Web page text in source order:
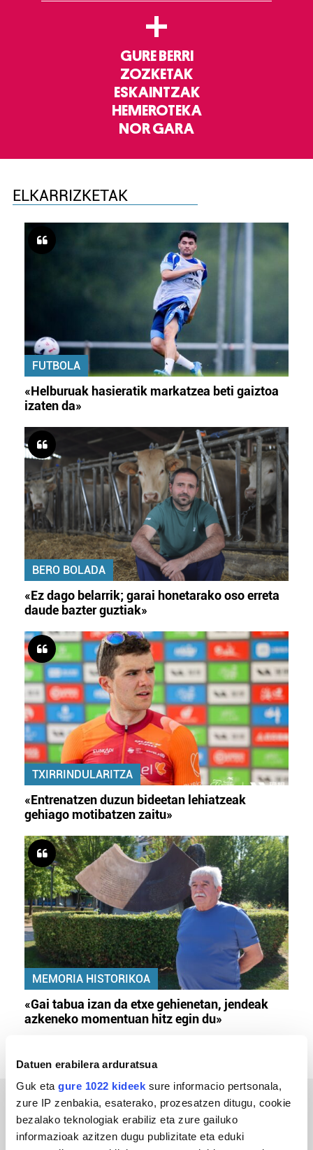
Datuen erabilera arduratsua
Guk eta gure 1022 kideek sure informacio pertsonala,
zure IP zenbakia, esaterako, prozesatzen ditugu, cookie
bezalako teknologiak erabiliz eta zure gailuko
informazioak azitzen dugu publizitate eta eduki
+
GURE BERRI
ZOZKETAK
ESKAINTZAK
HEMEROTEKA
NOR GARA
ELKARRIZKETAK
FUTBOLA
«Helburuak hasieratik markatzea beti gaiztoa
izaten da»
BERO BOLADA
«Ez dago belarrik; garai honetarako oso erreta
daude bazter guztiak»
TXIRRINDULARITZA
«Entrenatzen duzun bideetan lehiatzeak
gehiago motibatzen zaitu»
MEMORIA HISTORIKOA
«Gai tabua izan da etxe gehienetan, jendeak
azkeneko momentuan hitz egin du»
ERREPORTAJEAK